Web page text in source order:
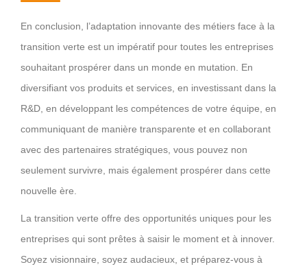
En conclusion, l’adaptation innovante des métiers face à la
transition verte est un impératif pour toutes les entreprises
souhaitant prospérer dans un monde en mutation. En
diversifiant vos produits et services, en investissant dans la
R&D, en développant les compétences de votre équipe, en
communiquant de manière transparente et en collaborant
avec des partenaires stratégiques, vous pouvez non
seulement survivre, mais également prospérer dans cette
nouvelle ère.
La transition verte offre des opportunités uniques pour les
entreprises qui sont prêtes à saisir le moment et à innover.
Soyez visionnaire, soyez audacieux, et préparez-vous à